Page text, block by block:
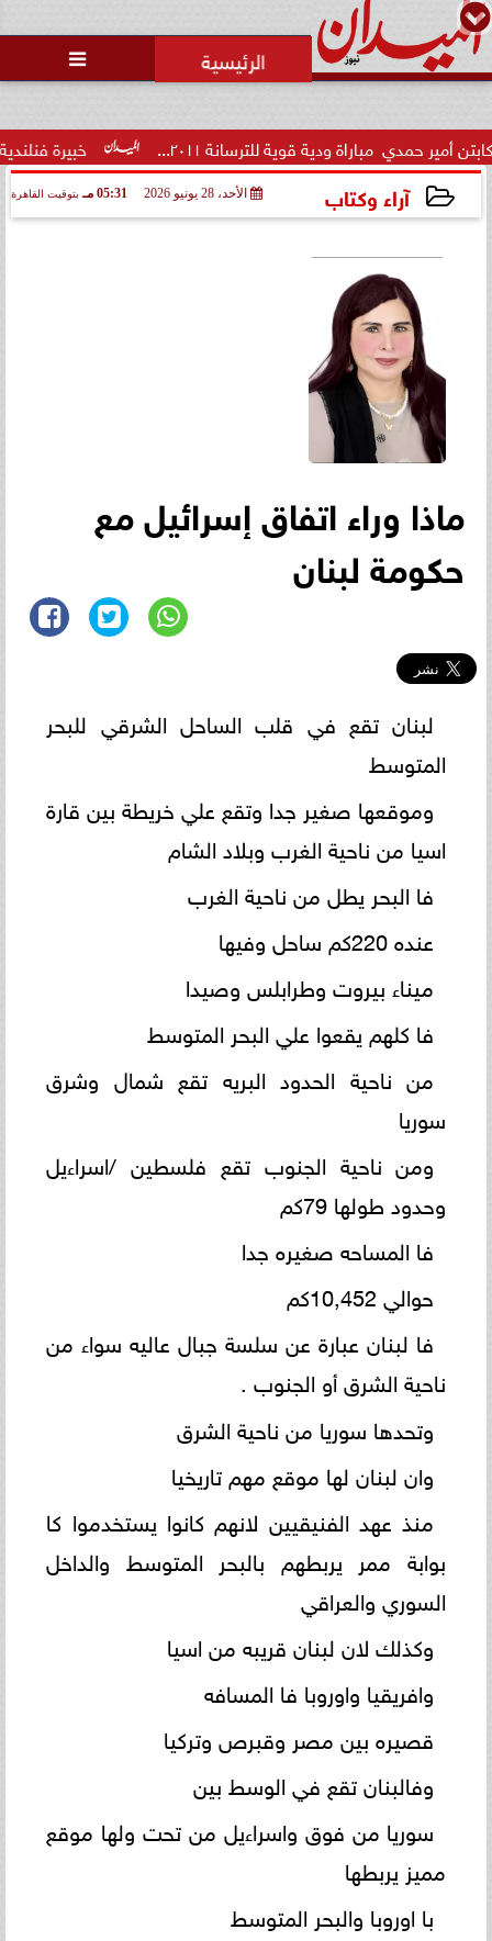

خبيرة فنلندية تُفجر مفاجأة: تعثر قوية للترسانة ٢٠١١...
آراء وكتاب الأحد، 28 يونيو 2026 05:31 مـ بتوقيت القاهرة
ماذا وراء اتفاق إسرائيل مع
حكومة لبنان
لبنان تقع في قلب الساحل الشرقي للبحر
المتوسط
وموقعها صغير جدا وتقع علي خريطة بين قارة
اسيا من ناحية الغرب وبلاد الشام
فا البحر يطل من ناحية الغرب
عنده 220كم ساحل وفيها
ميناء بيروت وطرابلس وصيدا
فا كلهم يقعوا علي البحر المتوسط
من ناحية الحدود البريه تقع شمال وشرق
سوريا
ومن ناحية الجنوب تقع فلسطين /اسراءيل
وحدود طولها 79كم
فا المساحه صغيره جدا
حوالي 10,452كم
فا لبنان عبارة عن سلسة جبال عاليه سواء من
ناحية الشرق أو الجنوب .
وتحدها سوريا من ناحية الشرق
وان لبنان لها موقع مهم تاريخيا
منذ عهد الفنيقيين لانهم كانوا يستخدموا كا
بوابة ممر يربطهم بالبحر المتوسط والداخل
السوري والعراقي
وكذلك لان لبنان قريبه من اسيا
وافريقيا واوروبا فا المسافه
قصيره بين مصر وقبرص وتركيا
وفالبنان تقع في الوسط بين
سوريا من فوق واسراءيل من تحت ولها موقع
مميز يربطها
با اوروبا والبحر المتوسط
الاتحاد العربي للتطوع يرعى
مسابقة وسام الخير